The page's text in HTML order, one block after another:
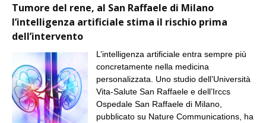
Tumore del rene, al San Raffaele di Milano
l’intelligenza artificiale stima il rischio prima
dell’intervento
L’intelligenza artificiale entra sempre più
concretamente nella medicina
personalizzata. Uno studio dell’Università
Vita-Salute San Raffaele e dell’Irccs
Ospedale San Raffaele di Milano,
pubblicato su Nature Communications, ha